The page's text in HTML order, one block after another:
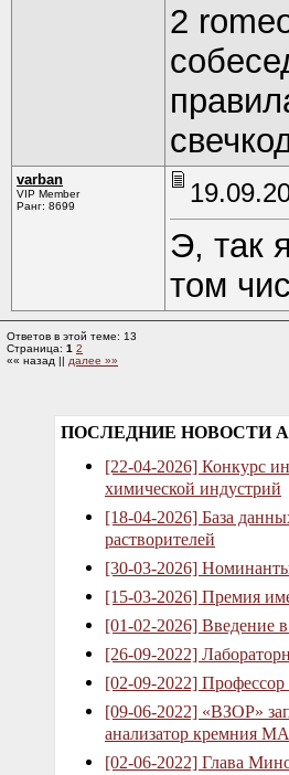
2
varban
VIP Member
Ранг: 8699
Э, так
том
Ответов в этой теме: 13
Страница: 1 2
«« назад || далее »»
ПОСЛЕДНИЕ НОВОСТИ
[22-04-2026] Конкурс
химической индустрий
[18-04-2026] База
растворителей
[30-03-2026]
[15-03-2026] Премия
[01-02-2026] Введение
[26-09-2022]
[02-09-2022]
[09-06-2022] «ВЗОР»
анализатор кремния
[02-06-2022] Глава